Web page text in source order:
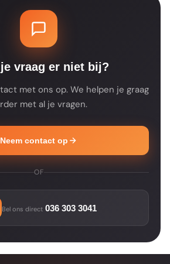
productpagina. Je ontvangt na
altijd een bevestiging met de
leverdatum.
vraag er niet bij?
met ons op. We helpen je graag
met al je vragen.
Neem contact op
OF
Bel ons direct 036 303 3041